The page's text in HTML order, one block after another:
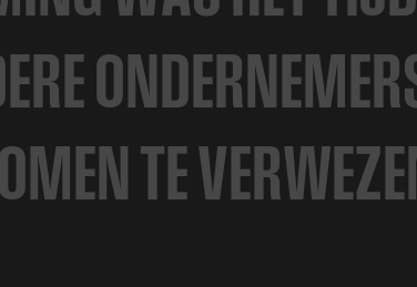
EREONDERNEMER
OMENTEVERWEZE